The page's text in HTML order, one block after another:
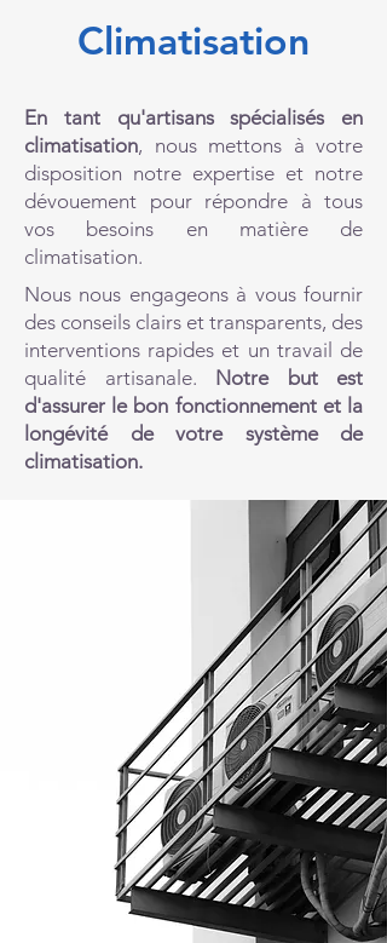
Climatisation
En tant qu'artisans spécialisés en
climatisation, nous mettons à votre
disposition notre expertise et notre
dévouement pour répondre à tous
vos besoins en matière de
climatisation.
Nous nous engageons à vous fournir
des conseils clairs et transparents, des
interventions rapides et un travail de
qualité artisanale. Notre but est
d'assurer le bon fonctionnement et la
longévité de votre système de
climatisation.